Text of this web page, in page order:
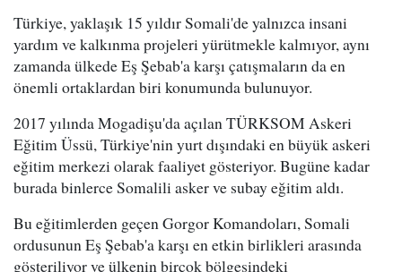
Türkiye, yaklaşık 15 yıldır Somali'de yalnızca insani
yardım ve kalkınma projeleri yürütmekle kalmıyor, aynı
zamanda ülkede Eş Şebab'a karşı çatışmaların da en
önemli ortaklardan biri konumunda bulunuyor.
2017 yılında Mogadişu'da açılan TÜRKSOM Askeri
Eğitim Üssü, Türkiye'nin yurt dışındaki en büyük askeri
eğitim merkezi olarak faaliyet gösteriyor. Bugüne kadar
burada binlerce Somalili asker ve subay eğitim aldı.
Bu eğitimlerden geçen Gorgor Komandoları, Somali
ordusunun Eş Şebab'a karşı en etkin birlikleri arasında
gösteriliyor ve ülkenin birçok bölgesindeki